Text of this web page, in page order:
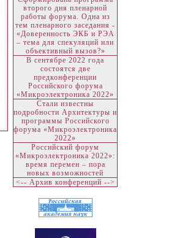
второго дня пленарной
работы форума. Одна из
тем пленарного заседания -
«Доверенность ЭКБ и РЭА
– тема для спекуляций или
объективный вызов?»
В сентябре 2022 года
состоятся две
предконференции
Российского форума
«Микроэлектроника 2022»
Стали известны
подробности Архитектуры и
программы Российского
форума «Микроэлектроника
2022»
Российский форум
«Микроэлектроника 2022»:
время перемен – пора
новых возможностей
<-- Архив конференций -->